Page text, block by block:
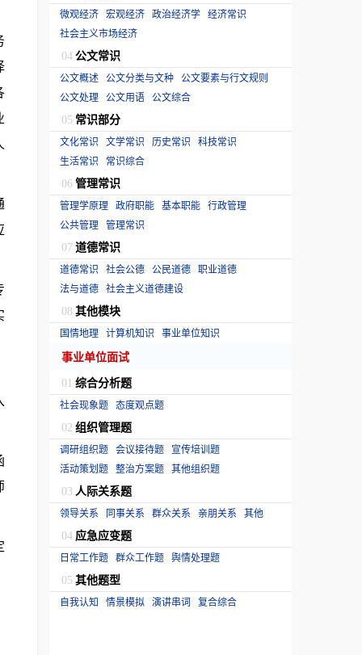
微观经济 宏观经济 政治经济学 经济常识
社会主义市场经济
04 公文常识
公文概述 公文分类与文种 公文要素与行文规则
公文处理 公文用语 公文综合
05 常识部分
文化常识 文学常识 历史常识 科技常识
生活常识
常识综合
06 管理常识
管理学原理 政府职能 基本职能 行政管理
公共管理 管理常识
07 道德常识
道德常识 社会公德 公民道德 职业道德
法与道德 社会主义道德建设
08 其他模块
国情地理 计算机知识 事业单位知识
事业单位面试
01 综合分析题
社会现象题 态度观点题
02 组织管理题
调研组织题 会议接待题 宣传培训题
活动策划题 整治方案题 其他组织题
03 人际关系题
领导关系 同事关系 群众关系 亲朋关系 其他
04 应急应变题
日常工作题 群众工作题 舆情处理题
05 其他题型
自我认知 情景模拟 演讲串词 复合综合